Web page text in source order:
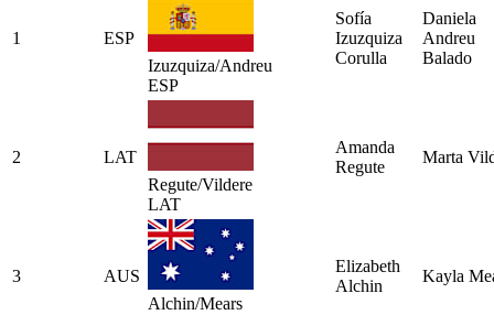
1
ESP
Izuzquiza/Andreu
ESP
Sofía
Izuzquiza
Corulla
Daniela
Andreu
Balado
2
LAT
Regute/Vildere
LAT
Amanda
Regute
Marta
3
AUS
Alchin/Mears
Elizabeth
Alchin
Kayla